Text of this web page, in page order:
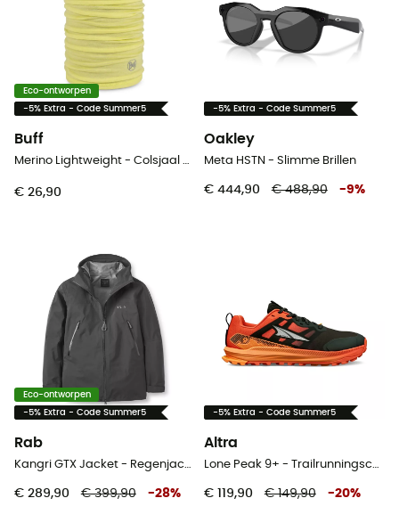
Eco-ontworpen
-5% Extra - Code Summer5
Buff
Merino Lightweight - Colsjaal - Kinderen
€ 26,90
-5% Extra - Code Summer5
Oakley
Meta HSTN - Slimme Brillen
€ 444,90 € 488,90 -9%
Eco-ontworpen
-5% Extra - Code Summer5
Rab
Kangri GTX Jacket - Regenjack - Heren
€ 289,90 € 399,90 -28%
-5% Extra - Code Summer5
Altra
Lone Peak 9+ - Trailrunningschoenen - Heren
€ 119,90 € 149,90 -20%